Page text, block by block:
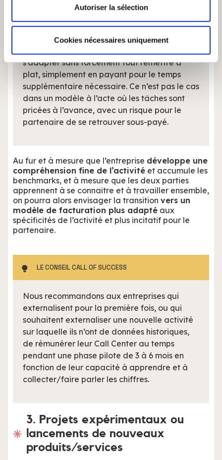
Les cookies nous permettent de personnaliser le contenu
médias sociaux et d'analyser notre trafic. Nous
partageons également des informations sur l'utilisation de
notre site avec nos partenaires de médias sociaux, de
publicité et d'analyse, qui peuvent combiner celles-ci
avec d'autres informations que vous leur avez fournies
ou qu'ils ont collectées lors de votre utilisation de leurs
services.
Autoriser la sélection
Cookies nécessaires uniquement
Dans le modèle de facturation au temps, la
imprévus ou des changements dans le volume
ou la complexité des appels surviennent,
s'adapter sans forcément tout remettre à
plat, simplement en payant pour le temps
supplémentaire nécessaire. Ce n’est pas le cas
dans un modèle à l’acte où les tâches sont
pricées à l’avance, avec un risque pour le
partenaire de se retrouver sous-payé.
Au fur et à mesure que l’entreprise développe une
compréhension fine de l’activité et accumule les
benchmarks, et à mesure que les deux parties
apprennent à se connaître et à travailler ensemble,
on pourra alors envisager la transition vers un
modèle de facturation plus adapté aux
spécificités de l’activité et plus incitatif pour le
partenaire.
LE CONSEIL CALL OF SUCCESS
Nous recommandons aux entreprises qui
externalisent pour la première fois, ou qui
souhaitent externaliser une nouvelle activité
sur laquelle ils n’ont de données historiques,
de rémunérer leur Call Center au temps
pendant une phase pilote de 3 à 6 mois en
fonction de leur capacité à apprendre et à
collecter/faire parler les chiffres.
3. Projets expérimentaux ou
lancements de nouveaux
produits/services